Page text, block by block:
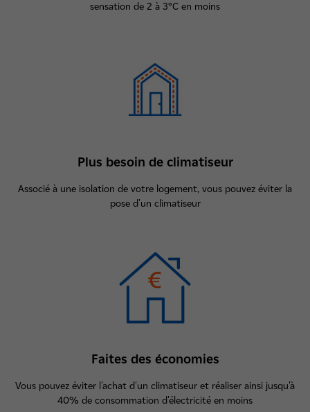
sensation de 2 à 3°C en moins
Plus besoin de climatiseur
Associé à une isolation de votre logement, vous pouvez éviter la
pose d'un climatiseur
Faites des économies
Vous pouvez éviter l'achat d'un climatiseur et réaliser ainsi jusqu'à
40% de consommation d'électricité en moins